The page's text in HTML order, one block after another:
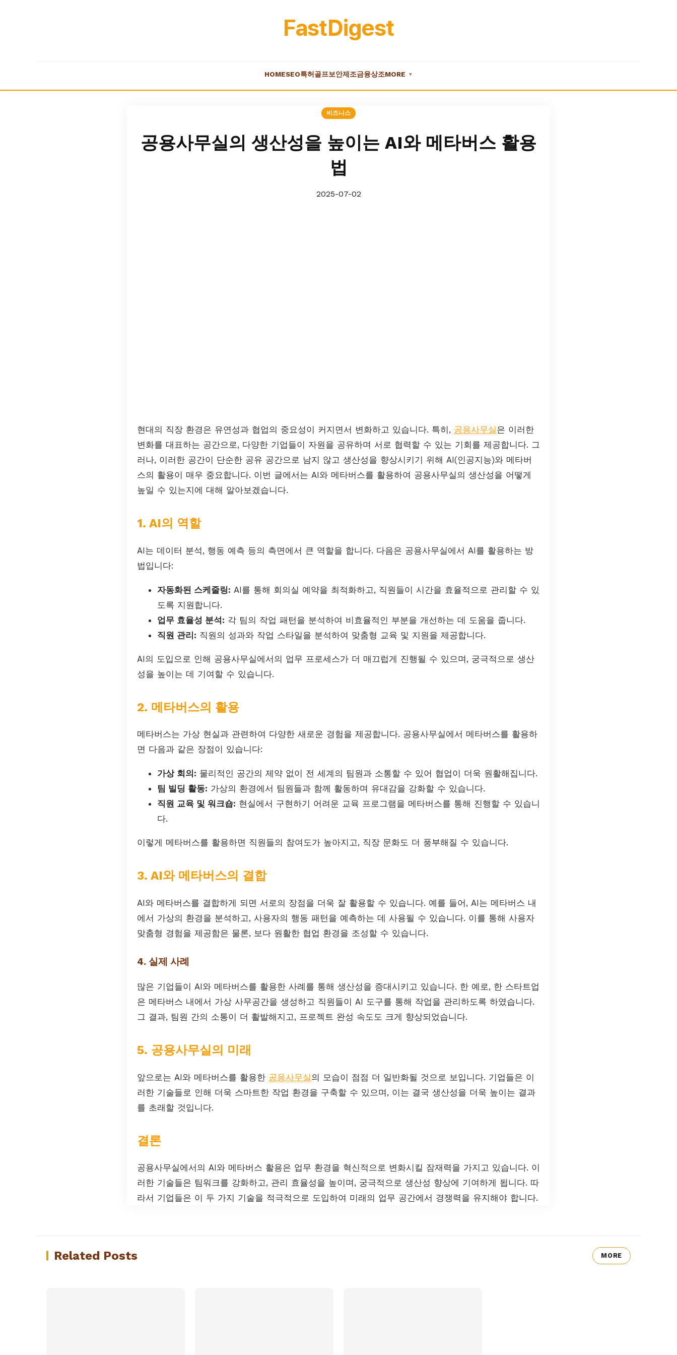
FastDigest
HOMESEO특허 골프보안제조금융상조MORE ▼
비즈니스
공용사무실의 생산성을 높이는 AI와 메타버스 활용
법
2025-07-02
현대의 직장 환경은 유연성과 협업의 중요성이 커지면서 변화하고 있습니다. 특히, 공용사무실은 이러한
변화를 대표하는 공간으로, 다양한 기업들이 자원을 공유하며 서로 협력할 수 있는 기회를 제공합니다. 그
러나, 이러한 공간이 단순한 공유 공간으로 남지 않고 생산성을 향상시키기 위해 AI(인공지능)와 메타버
스의 활용이 매우 중요합니다. 이번 글에서는 AI와 메타버스를 활용하여 공용사무실의 생산성을 어떻게
높일 수 있는지에 대해 알아보겠습니다.
1. AI의 역할
AI는 데이터 분석, 행동 예측 등의 측면에서 큰 역할을 합니다. 다음은 공용사무실에서 AI를 활용하는 방
법입니다:
자동화된 스케줄링: AI를 통해 회의실 예약을 최적화하고, 직원들이 시간을 효율적으로 관리할 수 있
도록 지원합니다.
업무 효율성 분석: 각 팀의 작업 패턴을 분석하여 비효율적인 부분을 개선하는 데 도움을 줍니다.
직원 관리: 직원의 성과와 작업 스타일을 분석하여 맞춤형 교육 및 지원을 제공합니다.
AI의 도입으로 인해 공용사무실에서의 업무 프로세스가 더 매끄럽게 진행될 수 있으며, 궁극적으로 생산
성을 높이는 데 기여할 수 있습니다.
2. 메타버스의 활용
메타버스는 가상 현실과 관련하여 다양한 새로운 경험을 제공합니다. 공용사무실에서 메타버스를 활용하
면 다음과 같은 장점이 있습니다:
가상 회의: 물리적인 공간의 제약 없이 전 세계의 팀원과 소통할 수 있어 협업이 더욱 원활해집니다.
팀 빌딩 활동: 가상의 환경에서 팀원들과 함께 활동하며 유대감을 강화할 수 있습니다.
직원 교육 및 워크숍: 현실에서 구현하기 어려운 교육 프로그램을 메타버스를 통해 진행할 수 있습니
다.
이렇게 메타버스를 활용하면 직원들의 참여도가 높아지고, 직장 문화도 더 풍부해질 수 있습니다.
3. AI와 메타버스의 결합
AI와 메타버스를 결합하게 되면 서로의 장점을 더욱 잘 활용할 수 있습니다. 예를 들어, AI는 메타버스 내
에서 가상의 환경을 분석하고, 사용자의 행동 패턴을 예측하는 데 사용될 수 있습니다. 이를 통해 사용자
맞춤형 경험을 제공함은 물론, 보다 원활한 협업 환경을 조성할 수 있습니다.
4. 실제 사례
많은 기업들이 AI와 메타버스를 활용한 사례를 통해 생산성을 증대시키고 있습니다. 한 예로, 한 스타트업
은 메타버스 내에서 가상 사무공간을 생성하고 직원들이 AI 도구를 통해 작업을 관리하도록 하였습니다.
그 결과, 팀원 간의 소통이 더 활발해지고, 프로젝트 완성 속도도 크게 향상되었습니다.
5. 공용사무실의 미래
앞으로는 AI와 메타버스를 활용한 공용사무실의 모습이 점점 더 일반화될 것으로 보입니다. 기업들은 이
러한 기술들로 인해 더욱 스마트한 작업 환경을 구축할 수 있으며, 이는 결국 생산성을 더욱 높이는 결과
를 초래할 것입니다.
결론
공용사무실에서의 AI와 메타버스 활용은 업무 환경을 혁신적으로 변화시킬 잠재력을 가지고 있습니다. 이
러한 기술들은 팀워크를 강화하고, 관리 효율성을 높이며, 궁극적으로 생산성 향상에 기여하게 됩니다. 따
라서 기업들은 이 두 가지 기술을 적극적으로 도입하여 미래의 업무 공간에서 경쟁력을 유지해야 합니다.
Related Posts MORE